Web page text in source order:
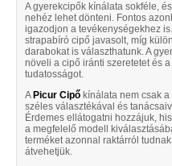
A gyerekcipők kínálata sokféle,
nehéz lehet dönteni. Fontos
igazodjon a tevékenységekhez
strapabíró cipő javasolt, míg
darabokat is választhatunk. A
növeli a cipő iránti szeretetet és
tudatosságot.
A Picur Cipő kínálata nem csak
széles választékával és
Érdemes ellátogatni hozzájuk,
a megfelelő modell
terméket azonnal raktárról
átvehetjük.